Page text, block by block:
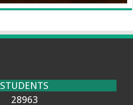
STUDENTS
28963